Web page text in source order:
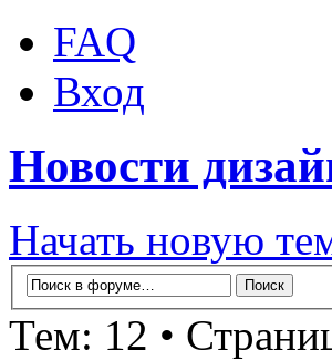
FAQ
Вход
Новости
Начать новую
Тем: 12 •